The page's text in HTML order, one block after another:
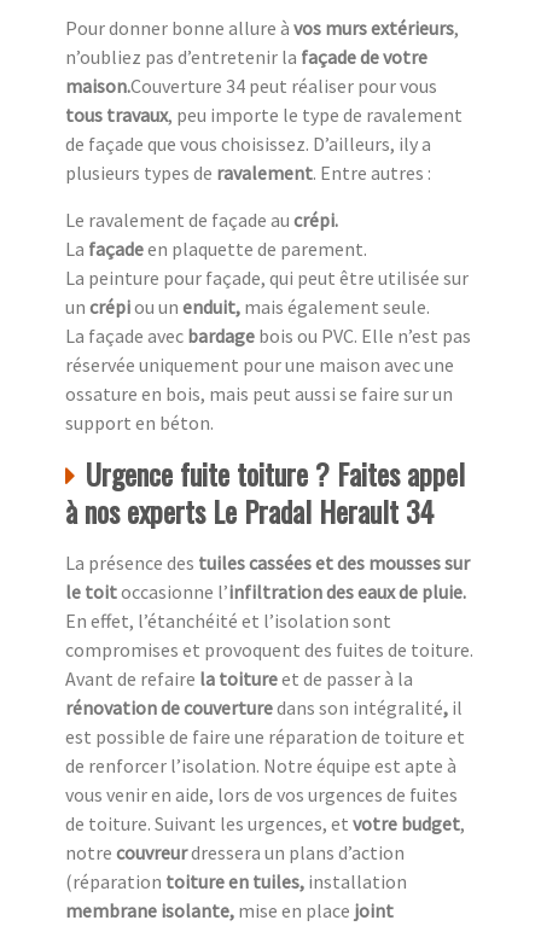
Pour donner bonne allure à vos murs extérieurs,
n’oubliez pas d’entretenir la façade de votre
maison.Couverture 34 peut réaliser pour vous
tous travaux, peu importe le type de ravalement
de façade que vous choisissez. D’ailleurs, ily a
plusieurs types de ravalement. Entre autres :
Le ravalement de façade au crépi.
La façadeen plaquette de parement.
La peinture pour façade, qui peut être utilisée sur
un crépiou un enduit, mais également seule.
La façade avec bardage bois ou PVC. Elle n’est pas
réservée uniquement pour une maison avec une
ossature en bois, mais peut aussi se faire sur un
support en béton.
Urgence fuite toiture ? Faites appel
à nos experts Le Pradal Herault 34
La présence des tuiles cassées et des mousses sur
le toitoccasionne l’infiltration des eaux de pluie.
En effet, l’étanchéité et l’isolation sont
compromises et provoquent des fuites de toiture.
Avant de refaire la toitureet de passer à la
rénovation de couverturedans son intégralité, il
est possible de faire une réparation de toiture et
de renforcer l’isolation. Notre équipe est apte à
vous venir en aide, lors de vos urgences de fuites
de toiture. Suivant les urgences, et votre budget,
notre couvreurdressera un plans d’action
(réparation toiture en tuiles, installation
membrane isolante, mise en place joint